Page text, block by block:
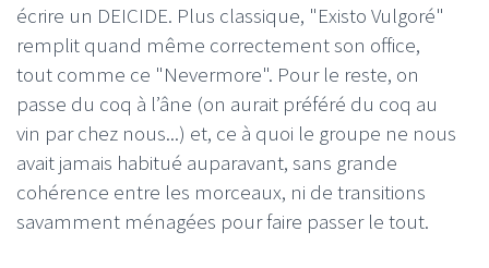
écrire un DEICIDE. Plus classique, "Existo Vulgoré"
remplit quand même correctement son office,
tout comme ce "Nevermore". Pour le reste, on
passe du coq à l’âne (on aurait préféré du coq au
vin par chez nous...) et, ce à quoi le groupe ne nous
avait jamais habitué auparavant, sans grande
cohérence entre les morceaux, ni de transitions
savamment ménagées pour faire passer le tout.